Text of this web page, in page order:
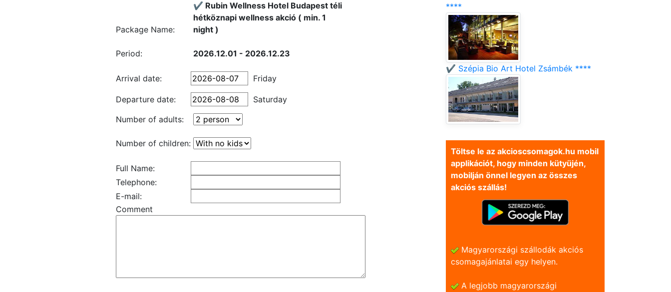
Package Name:
✔️ Rubin Wellness Hotel Budapest téli
hétköznapi wellness akció ( min. 1
night )
Period: 2026.12.01 - 2026.12.23
Arrival date: Friday
Departure date:
Saturday
Number of adults:
Number of children:
Full Name:
Telephone:
E-mail:
Comment
****
✔️ Szépia Bio Art Hotel Zsámbék ****
Töltse le az akcioscsomagok.hu mobil
applikációt, hogy minden kütyüjén,
mobilján önnel legyen az összes
akciós szállás!
Magyarországi szállodák akciós
csomagajánlatai egy helyen.
A legjobb magyarországi